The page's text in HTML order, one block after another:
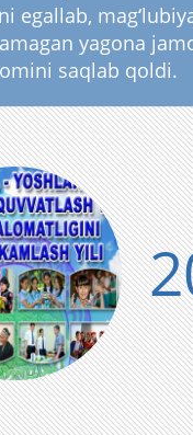
egallab,
yagona
saqlab qoldi.